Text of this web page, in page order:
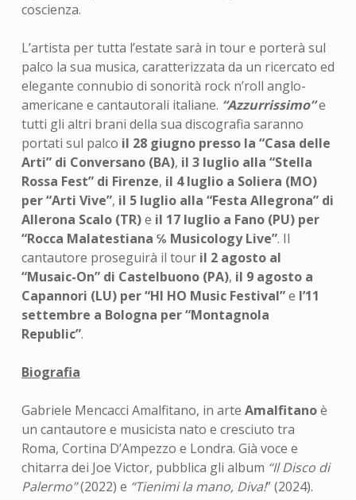
coscienza.
L’artista per tutta l’estate sarà in tour e porterà sul
palco la sua musica, caratterizzata da un ricercato ed
elegante connubio di sonorità rock n’roll anglo-
americane e cantautorali italiane. “Azzurrissimo”e
tutti gli altri brani della sua discografia saranno
portati sul palco il 28 giugno presso la “Casa delle
Arti” di Conversano (BA), il 3 luglio alla “Stella
Rossa Fest” di Firenze, il 4 luglio a Soliera (MO)
per “Arti Vive”, il 5 luglio alla “Festa Allegrona” di
Allerona Scalo (TR)e il 17 luglio a Fano (PU) per
“Rocca Malatestiana ℅ Musicology Live”. Il
cantautore proseguirà il tour il 2 agosto al
“Musaic-On” di Castelbuono (PA), il 9 agosto a
Capannori (LU) per “HI HO Music Festival”e l’11
settembre a Bologna per “Montagnola
Republic”.
Biografia
Gabriele Mencacci Amalfitano, in arte Amalfitanoè
un cantautore e musicista nato e cresciuto tra
Roma, Cortina D’Ampezzo e Londra. Già voce e
chitarra dei Joe Victor, pubblica gli album “Il Disco di
Palermo”(2022) e “Tienimi la mano, Diva!” (2024).